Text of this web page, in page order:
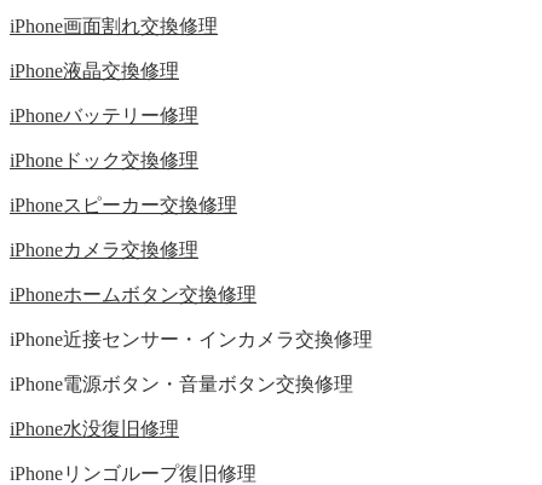
iPhone画面割れ交換修理
iPhone液晶交換修理
iPhoneバッテリー修理
iPhoneドック交換修理
iPhoneスピーカー交換修理
iPhoneカメラ交換修理
iPhoneホームボタン交換修理
iPhone近接センサー・インカメラ交換修理
iPhone電源ボタン・音量ボタン交換修理
iPhone水没復旧修理
iPhoneリンゴループ復旧修理